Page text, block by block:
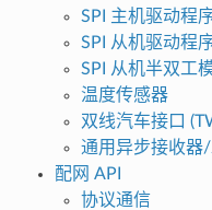
SPI 主机驱动程
SPI 从机驱动程
SPI 从机半双工
温度传感器
双线汽车接口
通用异步接收器
配网 API
协议通信